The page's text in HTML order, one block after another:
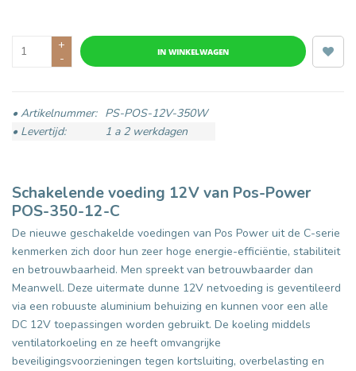
+
-
IN WINKELWAGEN
• Artikelnummer: PS-POS-12V-350W
• Levertijd:
1 a 2 werkdagen
Schakelende voeding 12V van Pos-Power
POS-350-12-C
De nieuwe geschakelde voedingen van Pos Power uit de C-serie
kenmerken zich door hun zeer hoge energie-efficiëntie, stabiliteit
en betrouwbaarheid. Men spreekt van betrouwbaarder dan
Meanwell. Deze uitermate dunne 12V netvoeding is geventileerd
via een robuuste aluminium behuizing en kunnen voor een alle
DC 12V toepassingen worden gebruikt. De koeling middels
ventilatorkoeling en ze heeft omvangrijke
beveiligingsvoorzieningen tegen kortsluiting, overbelasting en